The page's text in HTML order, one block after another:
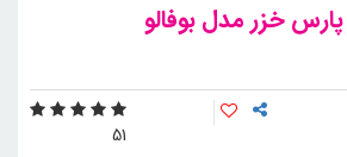
خزر مدل بوفالو
51